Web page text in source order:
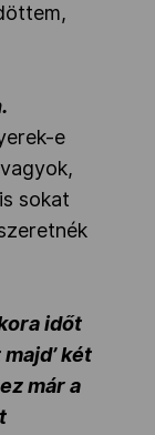
e
sokat
időt
két
már a